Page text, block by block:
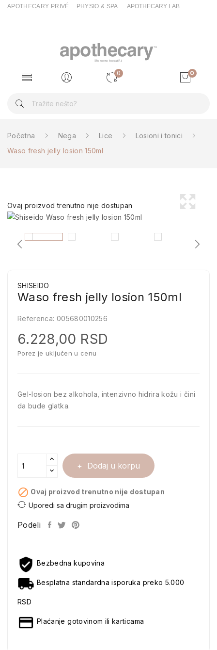
APOTHECARY PRIVÉ PHYSIO & SPA APOTHECARY LAB
0 0
Početna Nega Lice
Losioni i tonici
Waso fresh jelly losion 150ml
Ovaj proizvod trenutno nije dostupan
SHISEIDO
Waso fresh jelly losion 150ml
Referenca: 005680010256
6.228,00 RSD
Porez je uključen u cenu
Gel-losion bez alkohola, intenzivno hidrira kožu i čini
da bude glatka.
Dodaj u korpu
 Ovaj proizvod trenutno nije dostupan
Uporedi sa drugim proizvodima
Podeli
Bezbedna kupovina
Besplatna standardna isporuka preko 5.000
RSD
Plaćanje gotovinom ili karticama